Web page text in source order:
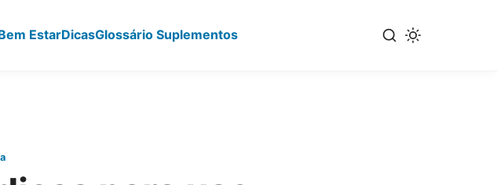
EstarDicasGlossário Suplementos